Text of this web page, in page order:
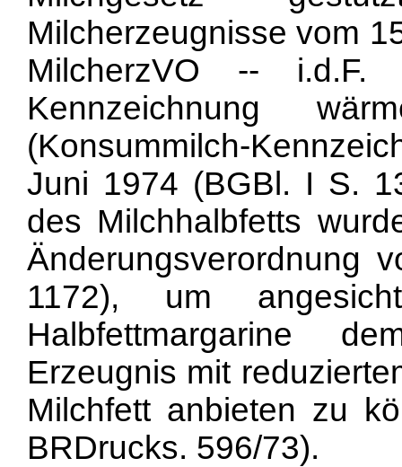
Milcherzeugnisse vom
MilcherzVO --
Kennzeichnung
(Konsummilch-
Juni 1974 (BGBl. I S.
des Milchhalbfetts
Änderungsverordnung
1172), um
Halbfettmargarine
Erzeugnis mit
Milchfett anbieten zu
BRDrucks. 596/73).